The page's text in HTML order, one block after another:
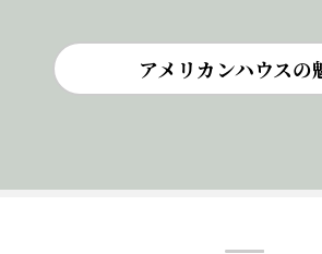
アメリカンハウスの